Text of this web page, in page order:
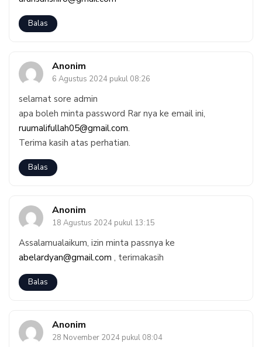
Balas
Anonim
6 Agustus 2024 pukul 08:26
selamat sore admin
apa boleh minta password Rar nya ke email ini,
ruumalifullah05@gmail.com.
Terima kasih atas perhatian.
Balas
Anonim
18 Agustus 2024 pukul 13:15
Assalamualaikum, izin minta passnya ke
abelardyan@gmail.com , terimakasih
Balas
Anonim
28 November 2024 pukul 08:04